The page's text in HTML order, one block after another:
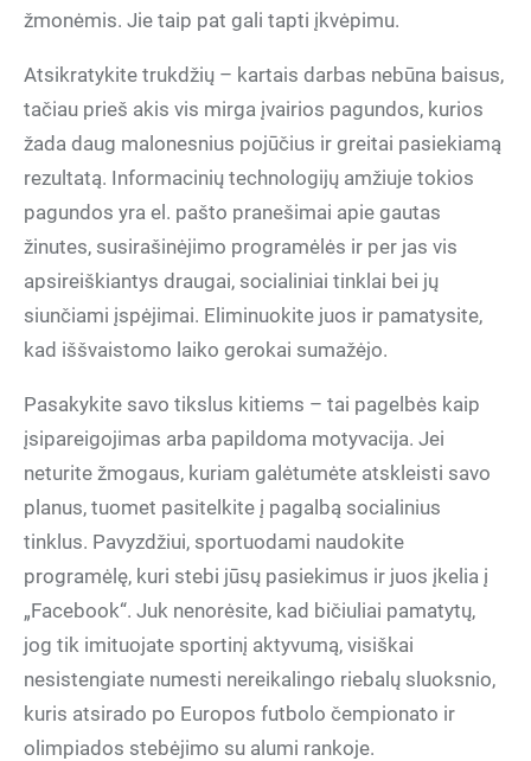
žmonėmis. Jie taip pat gali tapti įkvėpimu.
Atsikratykite trukdžių – kartais darbas nebūna baisus,
tačiau prieš akis vis mirga įvairios pagundos, kurios
žada daug malonesnius pojūčius ir greitai pasiekiamą
rezultatą. Informacinių technologijų amžiuje tokios
pagundos yra el. pašto pranešimai apie gautas
žinutes, susirašinėjimo programėlės ir per jas vis
apsireiškiantys draugai, socialiniai tinklai bei jų
siunčiami įspėjimai. Eliminuokite juos ir pamatysite,
kad iššvaistomo laiko gerokai sumažėjo.
Pasakykite savo tikslus kitiems – tai pagelbės kaip
įsipareigojimas arba papildoma motyvacija. Jei
neturite žmogaus, kuriam galėtumėte atskleisti savo
planus, tuomet pasitelkite į pagalbą socialinius
tinklus. Pavyzdžiui, sportuodami naudokite
programėlę, kuri stebi jūsų pasiekimus ir juos įkelia į
„Facebook“. Juk nenorėsite, kad bičiuliai pamatytų,
jog tik imituojate sportinį aktyvumą, visiškai
nesistengiate numesti nereikalingo riebalų sluoksnio,
kuris atsirado po Europos futbolo čempionato ir
olimpiados stebėjimo su alumi rankoje.